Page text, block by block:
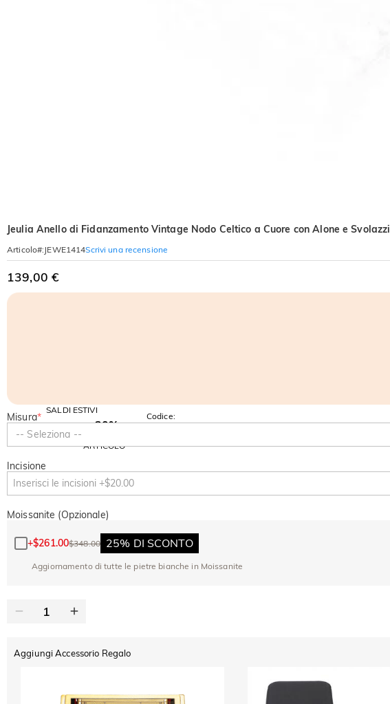
Jeulia Anello di Fidanzamento Vintage Nodo Celtico a Cuore con Alone e Svolazzi
Articolo#: JEWE1414Scrivi una recensione
139,00 €
SALDI ESTIVI
-10%
SU TUTTO
-30%
ARTICOLO
Codice:
SUMMER
Misura*
-- Seleziona --
Incisione
Moissanite (Opzionale)
+$261.00$348.00 25% DI SCONTO
Aggiornamento di tutte le pietre bianche in Moissanite
Aggiungi Accessorio Regalo